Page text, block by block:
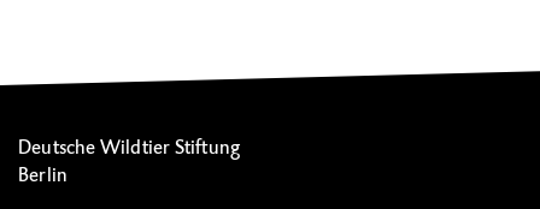
Deutsche Wildtier Stiftung
Berlin